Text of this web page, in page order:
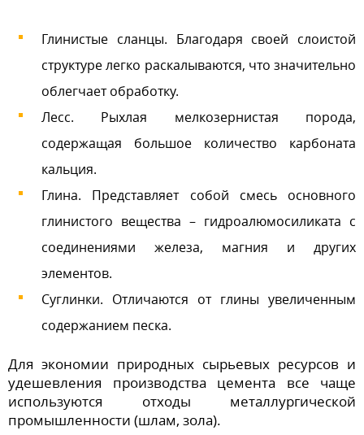
Глинистые сланцы. Благодаря своей слоистой
структуре легко раскалываются, что значительно
облегчает обработку.
Лесс. Рыхлая мелкозернистая порода,
содержащая большое количество карбоната
кальция.
Глина. Представляет собой смесь основного
глинистого вещества – гидроалюмосиликата с
соединениями железа, магния и других
элементов.
Суглинки. Отличаются от глины увеличенным
содержанием песка.
Для экономии природных сырьевых ресурсов и
удешевления производства цемента все чаще
используются отходы металлургической
промышленности (шлам, зола).